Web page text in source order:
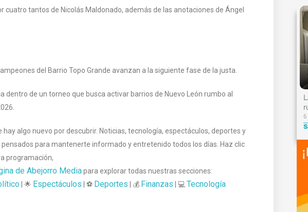
cuatro tantos de Nicolás Maldonado, además de las anotaciones de Ángel
del Barrio Topo Grande avanzan a la siguiente fase de la justa.
dentro de un torneo que busca activar barrios de Nuevo León rumbo al
hay algo nuevo por descubrir. Noticias, tecnología, espectáculos, deportes y
para mantenerte informado y entretenido todos los días. Haz clic
programación,
de Abejorro Mediapara explorar todas nuestras secciones:
| 🌟 Espectáculos | ⚽ Deportes | 💰 Finanzas | 💻 Tecnología